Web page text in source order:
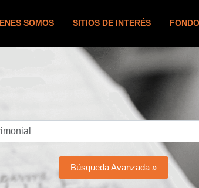
SOMOS SITIOS DE INTERÉS
Búsqueda Avanzada »